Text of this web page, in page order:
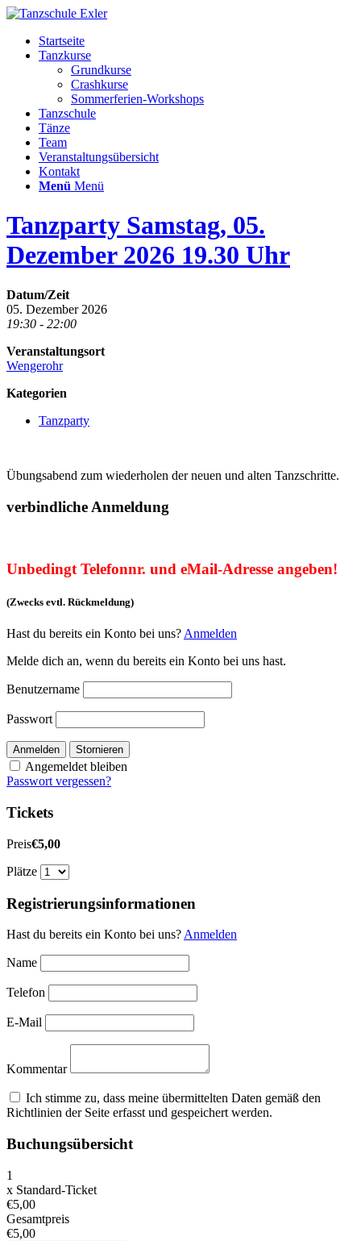
Startseite
Tanzkurse
Grundkurse
Crashkurse
Sommerferien-Workshops
Tanzschule
Tänze
Team
Veranstaltungsübersicht
Kontakt
Menü Menü
Tanzparty Samstag, 05.
Dezember 2026 19.30 Uhr
Datum/Zeit
05. Dezember 2026
19:30 - 22:00
Veranstaltungsort
Wengerohr
Kategorien
Tanzparty
Übungsabend zum wiederholen der neuen und alten Tanzschritte.
verbindliche Anmeldung
Unbedingt Telefonnr. und eMail-Adresse angeben!
(Zwecks evtl. Rückmeldung)
Hast du bereits ein Konto bei uns? Anmelden
Melde dich an, wenn du bereits ein Konto bei uns hast.
Benutzername
Passwort
Anmelden Stornieren
Angemeldet bleiben
Passwort vergessen?
Tickets
Preis€5,00
Plätze
Registrierungsinformationen
Hast du bereits ein Konto bei uns? Anmelden
Name
Telefon
E-Mail
Kommentar
Ich stimme zu, dass meine übermittelten Daten gemäß den
Richtlinien der Seite erfasst und gespeichert werden.
Buchungsübersicht
1
x Standard-Ticket
€5,00
Gesamtpreis
€5,00